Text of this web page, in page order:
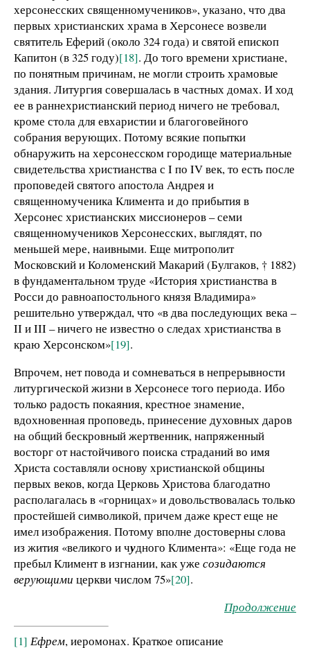
херсонесских священномучеников», указано, что два
первых христианских храма в Херсонесе возвели
святитель Еферий (около 324 года) и святой епископ
Капитон (в 325 году)[18]. До того времени христиане,
по понятным причинам, не могли строить храмовые
здания. Литургия совершалась в частных домах. И ход
ее в раннехристианский период ничего не требовал,
кроме стола для евхаристии и благоговейного
собрания верующих. Потому всякие попытки
обнаружить на херсонесском городище материальные
свидетельства христианства с I по IV век, то есть после
проповедей святого апостола Андрея и
священномученика Климента и до прибытия в
Херсонес христианских миссионеров – семи
священномучеников Херсонесских, выглядят, по
меньшей мере, наивными. Еще митрополит
Московский и Коломенский Макарий (Булгаков, † 1882)
в фундаментальном труде «История христианства в
Росси до равноапостольного князя Владимира»
решительно утверждал, что «в два последующих века –
II и III – ничего не известно о следах христианства в
краю Херсонском»[19].
Впрочем, нет повода и сомневаться в непрерывности
литургической жизни в Херсонесе того периода. Ибо
только радость покаяния, крестное знамение,
вдохновенная проповедь, принесение духовных даров
на общий бескровный жертвенник, напряженный
восторг от настойчивого поиска страданий во имя
Христа составляли основу христианской общины
первых веков, когда Церковь Христова благодатно
располагалась в «горницах» и довольствовалась только
простейшей символикой, причем даже крест еще не
имел изображения. Потому вполне достоверны слова
из жития «великого и чудного Климента»: «Еще года не
пребыл Климент в изгнании, как уже созидаются
верующими церкви числом 75»[20].
Продолжение
[1] Ефрем, иеромонах. Краткое описание